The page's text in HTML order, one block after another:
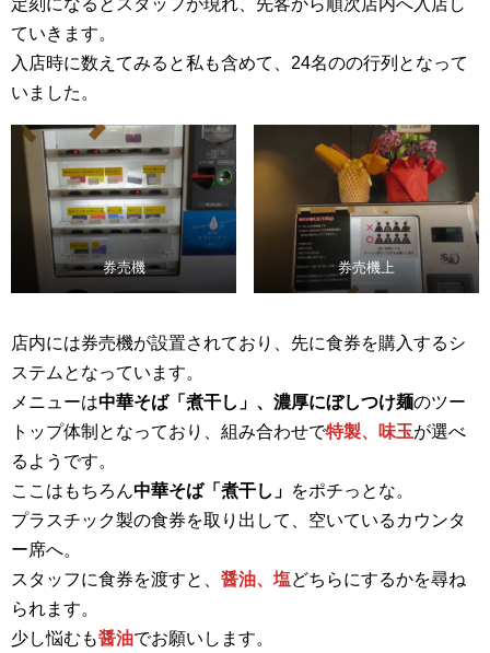
ていきます。
入店時に数えてみると私も含めて、24名のの行列となって
いました。
券売機 券売機上
店内には券売機が設置されており、先に食券を購入するシ
ステムとなっています。
メニューは中華そば「煮干し」、濃厚にぼしつけ麺のツー
トップ体制となっており、組み合わせで特製、味玉が選べ
るようです。
ここはもちろん中華そば「煮干し」 をポチっとな。
プラスチック製の食券を取り出して、空いているカウンタ
ー席へ。
スタッフに食券を渡すと、 醤油、塩どちらにするかを尋ね
られます。
少し悩むも醤油でお願いします。